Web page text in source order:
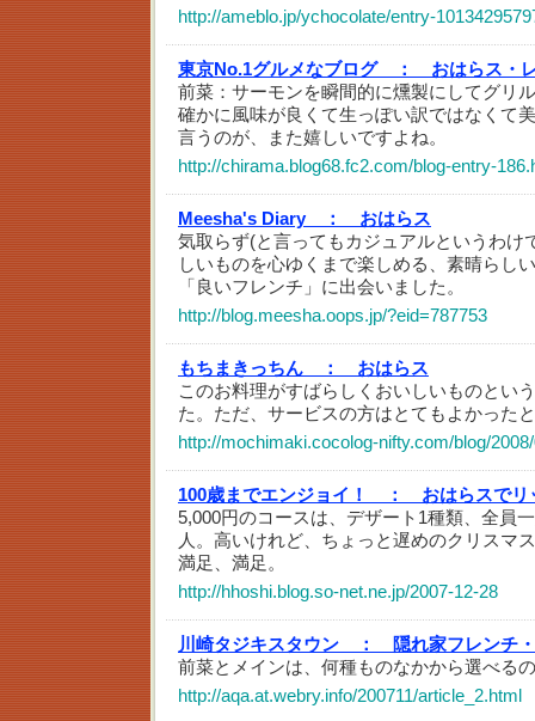
http://ameblo.jp/ychocolate/entry-
東京No.1グルメなブログ ：
おはらス・
前菜：サーモンを瞬間的に燻製にしてグリ
確かに風味が良くて生っぽい訳ではなくて
言うのが、また嬉しいですよね。
http://chirama.blog68.fc2.com/blog-entry-
Meesha's Diary ：
おはらス
気取らず(と言ってもカジュアルというわけ
しいものを心ゆくまで楽しめる、素晴らし
「良いフレンチ」に出会いました。
http://blog.meesha.oops.jp/?eid=787753
もちまきっちん ：
おはらス
このお料理がすばらしくおいしいものとい
た。ただ、サービスの方はとてもよかった
http://mochimaki.cocolog-nifty.com/blog/
100歳までエンジョイ！ ：
おはらスで
5,000円のコースは、デザート1種類、全員
人。高いけれど、ちょっと遅めのクリスマ
満足、満足。
http://hhoshi.blog.so-net.ne.jp/2007-12-28
川崎タジキスタウン ：
隠れ家フレンチ
前菜とメインは、何種ものなかから選べる
http://aqa.at.webry.info/200711/article_2.html